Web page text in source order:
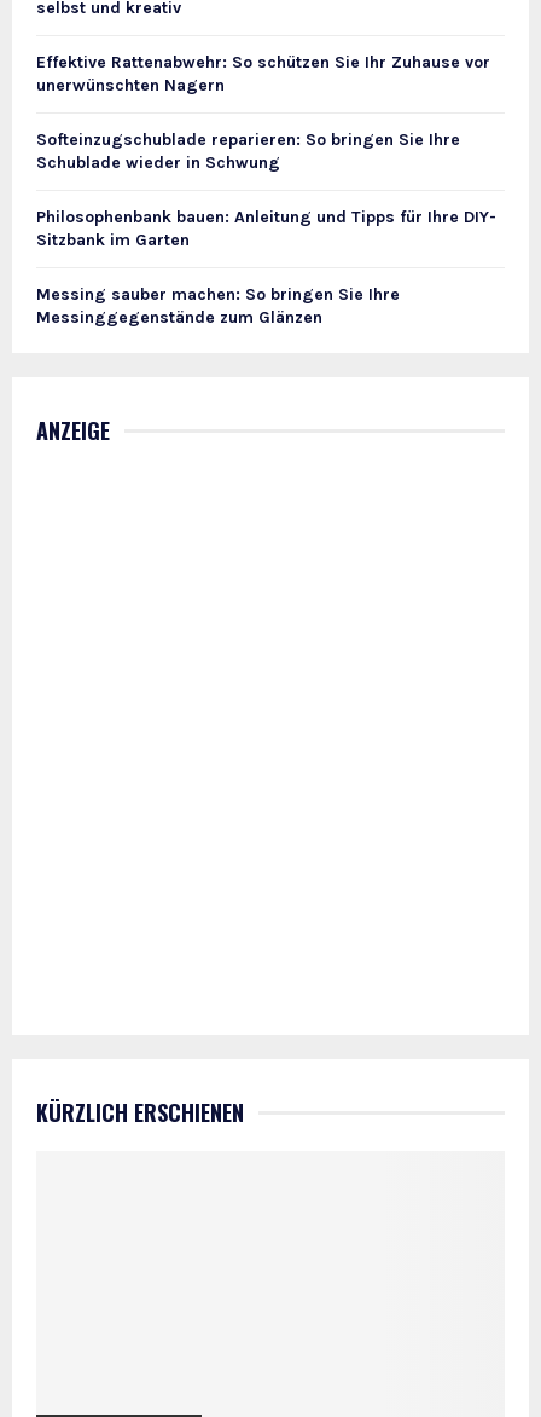
selbst und kreativ
Effektive Rattenabwehr: So schützen Sie Ihr Zuhause vor
unerwünschten Nagern
Softeinzugschublade reparieren: So bringen Sie Ihre
Schublade wieder in Schwung
Philosophenbank bauen: Anleitung und Tipps für Ihre DIY-
Sitzbank im Garten
Messing sauber machen: So bringen Sie Ihre
Messinggegenstände zum Glänzen
ANZEIGE
KÜRZLICH ERSCHIENEN